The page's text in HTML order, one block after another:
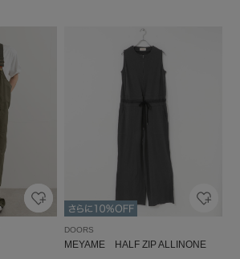
DOORS
MEYAME HALF ZIP ALLINONE